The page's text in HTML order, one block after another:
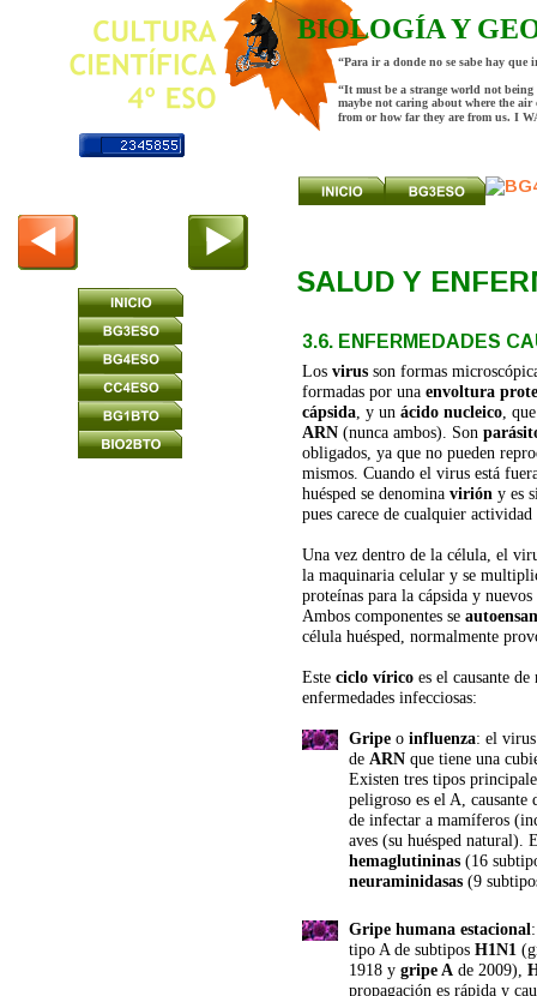
3.6. ENFERMEDADES
Los virus son formas
formadas por una envoltura
cápsida , y un ácido nucleico ,
ARN (nunca ambos). Son
obligados, ya que no pueden
mismos. Cuando el virus está
huésped se denomina virión y es
pues carece de cualquier
Una vez dentro de la célula, el
la maquinaria celular y se
proteínas para la cápsida y
Ambos componentes se
célula huésped, normalmente
Este ciclo vírico es el causante
enfermedades infecciosas:
Gripe o influenza: el
de ARN que tiene una
Existen tres tipos
peligroso es el A, causante
de infectar a mamíferos
aves (su huésped natural).
hemaglutininas (16
neuraminidasas (9
Gripe humana estacional
tipo A de subtipos H1N1
1918 y gripe A de 2009),
propagación es rápida y
BIOLOGÍA Y
“Para ir a donde no se sabe hay que
“It must be a strange world not
maybe not caring about where the
from or how far they are from us. I
SALUD Y